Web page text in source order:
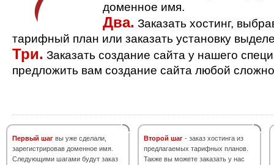
доменное имя.
Два. Заказать хостинг,
тарифный план или заказать установку
Три. Заказать создание сайта у нашего
предложить вам создание сайта любой
Первый шаг вы уже сделали,
зарегистрировав доменное имя.
Следующими шагами будут заказ
Второй шаг - заказ хостинга из
предлагаемых тарифных планов.
Также вы можете заказать у нас